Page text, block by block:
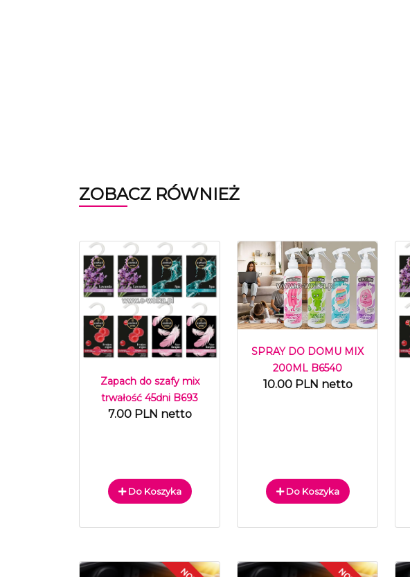
ZOBACZ RÓWNIEŻ
Zapach do szafy mix
trwałość 45dni B693
7.00 PLN netto
Do Koszyka
SPRAY DO DOMU MIX
200ML B6540
10.00 PLN netto
Do Koszyka